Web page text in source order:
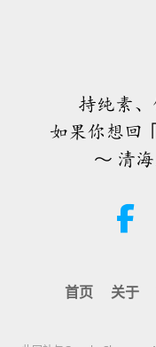
3:05
焦点新闻
3:40
持纯素、
如果你想回
～ 清
首页 关于